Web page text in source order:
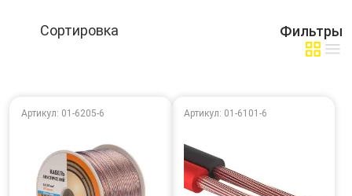
Фильтры
Артикул: 01-6205-6 Артикул: 01-6101-6